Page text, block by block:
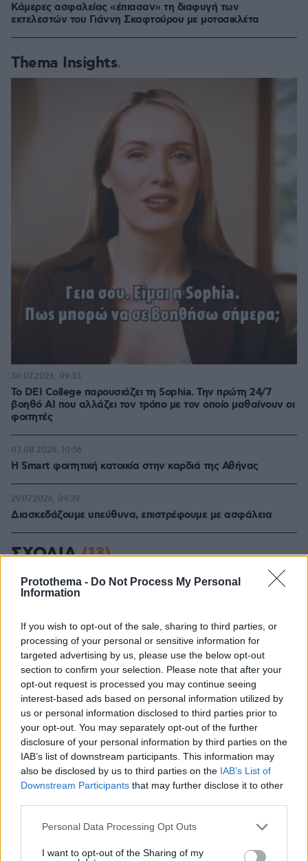
Protothema - Do Not Process My Personal
Information
If you wish to opt-out of the sale, sharing to third parties, or
processing of your personal or sensitive information for
targeted advertising by us, please use the below opt-out
section to confirm your selection. Please note that after your
opt-out request is processed you may continue seeing
interest-based ads based on personal information utilized by
us or personal information disclosed to third parties prior to
your opt-out. You may separately opt-out of the further
disclosure of your personal information by third parties on the
IAB’s list of downstream participants. This information may
also be disclosed by us to third parties on the IAB’s List of
Downstream Participants that may further disclose it to other
Please note that this website/app uses one or more Google
not limited to your visit or usage behaviour. You may click to
Personal Data Processing Opt Outs
I want to opt-out of the Sharing of my
Κάμερες ασφαλείας «έπιασαν» τη διαφυγή των
εκτελεστών του Γιάννη Σκαφτούρου με μοτοσικλέτα
Thema Insights
Το DEI College παρουσιάζει τη Sophia. Την πρώτη 24/7
βοηθό AI που αλλάζει τον τρόπο με τον οποίο μαθαίνουν οι
φοιτητές
30.07.2026, 09:33
Η Smart φοιτητική κατοικία στην καρδιά της Αθήνας
03.08.2026, 10:56
Διασκεδάζουμε υπεύθυνα, επιστρέφουμε με ασφάλεια
29.07.2026, 09:39
ΣΧΟΛΙΑ(13)
ΠΡΟΣΘΗΚΗ ΣΧΟΛΙΟΥ
Που 'σαι, Βλαστέ...
27.04.2022, 16:20
Κάτσε μέσα και "μην το κουνήσεις
ρούπι"...Διαφορετικά θα πας να τους συναντήσεις
τους παλιόφιλους...
ΑΠΑΝΤΗΣΗ
montesantos
27.04.2022, 00:45
αυτος ελαβε ισοβια πριν λιγα χρονια. πως
αποφυλακιστηκε και γιατι?
ΑΠΑΝΤΗΣΗ